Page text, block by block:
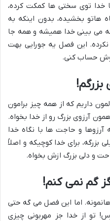
توی سختی ها کمکت کرده،
هاتو بخشیده، بدون اینکه به
می بینی خدا همیشه و همه جا
این فصل یه جورایی بهت
حساب کنی.
داریم که از همه چیز برامون
آرزوی بزرگ رو از خدا بخواه.
آرزوها و حاجت ها با نگاه خدا
بزرگه، برای خدا کوچیکه و اصلاً
و دلی بزرگ ازش بخواه.
اما این فصل می گه حتی
تو از خدا جز مهربونی چیزی